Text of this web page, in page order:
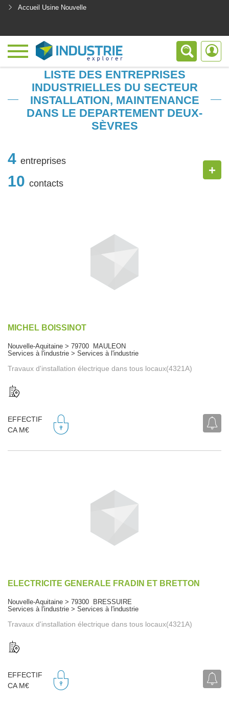
Accueil Usine Nouvelle
LISTE DES ENTREPRISES
INDUSTRIELLES DU SECTEUR
INSTALLATION, MAINTENANCE
DANS LE DEPARTEMENT DEUX-
SÈVRES
4 entreprises
10 contacts
+
MICHEL BOISSINOT
Nouvelle-Aquitaine > 79700 MAULEON
Services à l'industrie > Services à l'industrie
Travaux d'installation électrique dans tous locaux(4321A)
EFFECTIF
CA M€
ELECTRICITE GENERALE FRADIN ET BRETTON
Nouvelle-Aquitaine > 79300 BRESSUIRE
Services à l'industrie > Services à l'industrie
Travaux d'installation électrique dans tous locaux(4321A)
EFFECTIF
CA M€